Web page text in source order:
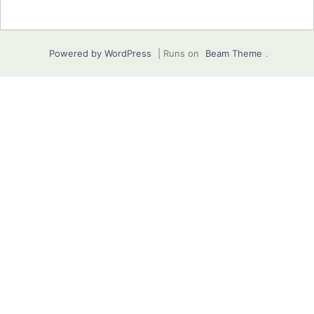
Powered by WordPress Runs on Beam Theme .